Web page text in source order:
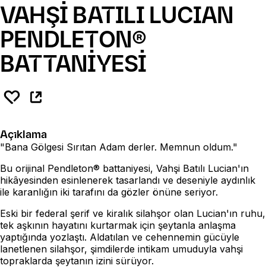
VAHŞİ BATILI LUCIAN
PENDLETON®
BATTANİYESİ
Açıklama
"Bana Gölgesi Sırıtan Adam derler. Memnun oldum."
Bu orijinal Pendleton® battaniyesi, Vahşi Batılı Lucian'ın
hikâyesinden esinlenerek tasarlandı ve deseniyle aydınlık
ile karanlığın iki tarafını da gözler önüne seriyor.
Eski bir federal şerif ve kiralık silahşor olan Lucian'ın ruhu,
tek aşkının hayatını kurtarmak için şeytanla anlaşma
yaptığında yozlaştı. Aldatılan ve cehennemin gücüyle
lanetlenen silahşor, şimdilerde intikam umuduyla vahşi
topraklarda şeytanın izini sürüyor.